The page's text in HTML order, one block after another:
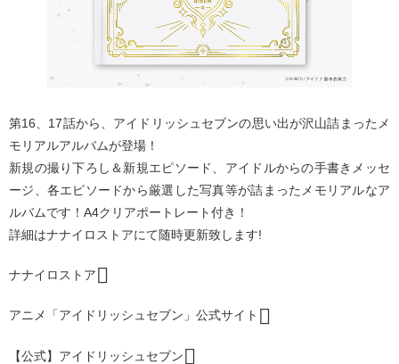
第16、17話から、アイドリッシュセブンの思い出が沢山詰まったメ
モリアルアルバムが登場！
新規の撮り下ろし＆新規エピソード、アイドルからの手書きメッセ
ージ、各エピソードから厳選した写真等が詰まったメモリアルなア
ルバムです！A4クリアポートレート付き！
詳細はナナイロストアにて随時更新致します!
ナナイロストア
アニメ「アイドリッシュセブン」公式サイト
【公式】アイドリッシュセブン